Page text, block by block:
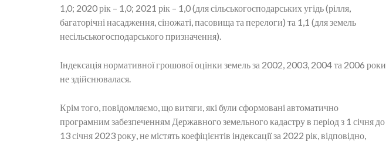
1,0; 2020 рік – 1,0; 2021 рік – 1,0 (для сільськогосподарських угідь (рілля,
багаторічні насадження, сіножаті, пасовища та перелоги) та 1,1 (для земель
несільськогосподарського призначення).
Індексація нормативної грошової оцінки земель за 2002, 2003, 2004 та 2006 роки
не здійснювалася.
Крім того, повідомляємо, що витяги, які були сформовані автоматично
програмним забезпеченням Державного земельного кадастру в період з 1 січня до
13 січня 2023 року, не містять коефіцієнтів індексації за 2022 рік, відповідно,